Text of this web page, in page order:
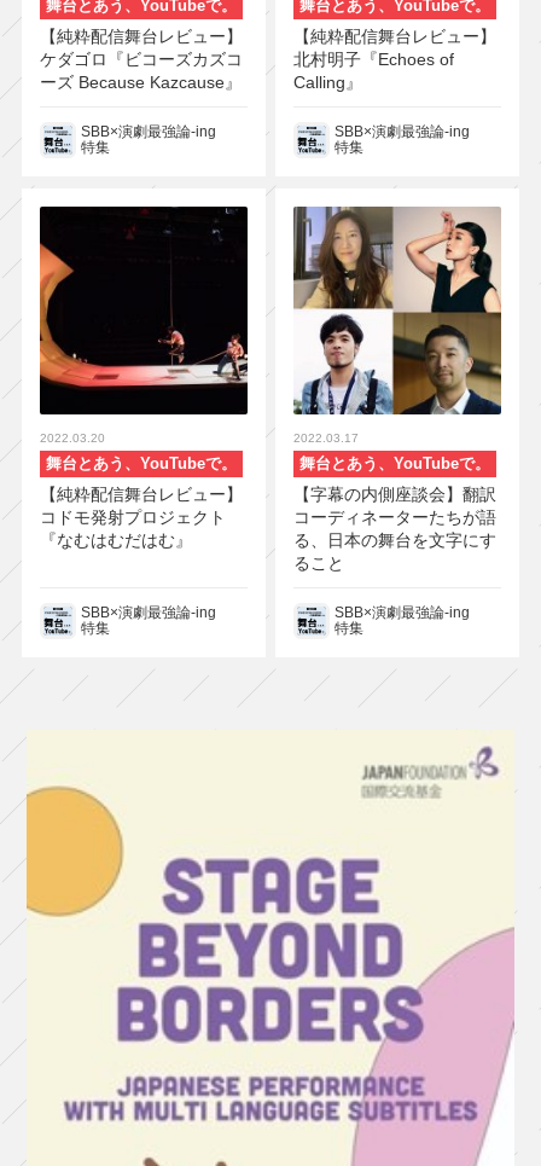
舞台とあう、YouTubeで。
【純粋配信舞台レビュー】
ケダゴロ『ビコーズカズコ
ーズ Because Kazcause』
SBB×演劇最強論-ing
特集
舞台とあう、YouTubeで。
【純粋配信舞台レビュー】
北村明子『Echoes of
Calling』
SBB×演劇最強論-ing
特集
2022.03.20
舞台とあう、YouTubeで。
【純粋配信舞台レビュー】
コドモ発射プロジェクト
『なむはむだはむ』
SBB×演劇最強論-ing
特集
2022.03.17
舞台とあう、YouTubeで。
【字幕の内側座談会】翻訳
コーディネーターたちが語
る、日本の舞台を文字にす
ること
SBB×演劇最強論-ing
特集